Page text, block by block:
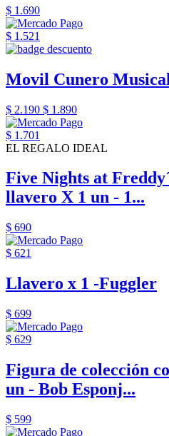
$ 1.690
$ 1.521
Movil Cunero
$ 2.190 $ 1.890
$ 1.701
EL REGALO IDEAL
Five Nights at
llavero X 1 un - 1...
$ 690
$ 621
Llavero x 1 -Fuggler
$ 699
$ 629
Figura de colección
un - Bob Esponj...
$ 599